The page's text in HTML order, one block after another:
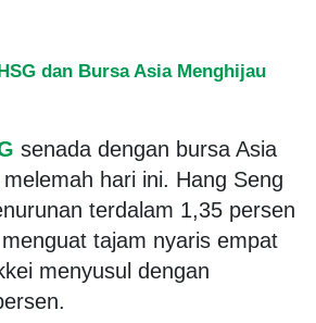
dan Bursa Asia Menghijau
senada dengan bursa Asia
hari ini. Hang Seng
terdalam 1,35 persen
tajam nyaris empat
menyusul dengan